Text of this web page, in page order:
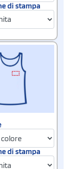
di stampa
di stampa